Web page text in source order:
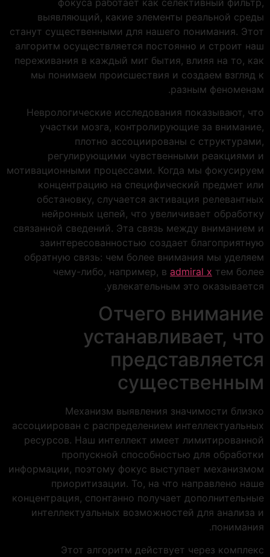
фокуса работает как селективный фильтр,
выявляющий, какие элементы реальной среды
станут существенными для нашего понимания. Этот
алгоритм осуществляется постоянно и строит наш
переживания в каждый миг бытия, влияя на то, как
мы понимаем происшествия и создаем взгляд к
разным феноменам.
Неврологические исследования показывают, что
участки мозга, контролирующие за внимание,
плотно ассоциированы с структурами,
регулирующими чувственными реакциями и
мотивационными процессами. Когда мы фокусируем
концентрацию на специфический предмет или
обстановку, случается активация релевантных
нейронных цепей, что увеличивает обработку
связанной сведений. Эта связь между вниманием и
заинтересованностью создает благоприятную
обратную связь: чем более внимания мы уделяем
чему-либо, например, в admiral x тем более
увлекательным это оказывается.
Отчего внимание
устанавливает, что
представляется
существенным
Механизм выявления значимости близко
ассоциирован с распределением интеллектуальных
ресурсов. Наш интеллект имеет лимитированной
пропускной способностью для обработки
информации, поэтому фокус выступает механизмом
приоритизации. То, на что направлено наше
концентрация, спонтанно получает дополнительные
интеллектуальных возможностей для анализа и
понимания.
Этот алгоритм действует через комплекс